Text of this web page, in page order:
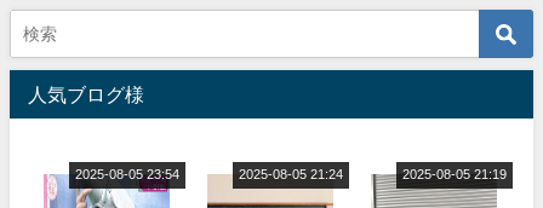
人気ブログ様
2025-08-05 23:54 2025-08-05 21:24 2025-08-05 21:19